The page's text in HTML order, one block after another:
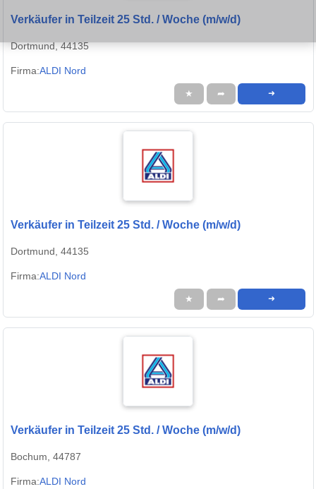
Verkäufer in Teilzeit 25 Std. / Woche (m/w/d)
Dortmund, 44135
Firma:ALDI Nord
★ ➦ ➜
Verkäufer in Teilzeit 25 Std. / Woche (m/w/d)
Dortmund, 44135
Firma:ALDI Nord
★ ➦ ➜
Verkäufer in Teilzeit 25 Std. / Woche (m/w/d)
Bochum, 44787
Firma:ALDI Nord